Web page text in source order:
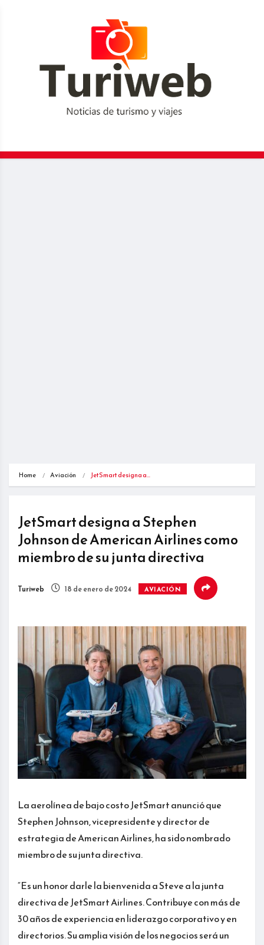
Home Aviación JetSmart designa a…
JetSmart designa a Stephen
Johnson de American Airlines como
miembro de su junta directiva
Turiweb 18 de enero de 2024 AVIACIÓN
La aerolínea de bajo costo JetSmart anunció que
Stephen Johnson, vicepresidente y director de
estrategia de American Airlines, ha sido nombrado
miembro de su junta directiva.
“Es un honor darle la bienvenida a Steve a la junta
directiva de JetSmart Airlines. Contribuye con más de
30 años de experiencia en liderazgo corporativo y en
directorios. Su amplia visión de los negocios será un